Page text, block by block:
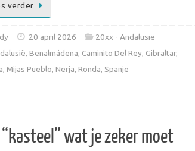
verder
20 april 2026
20xx - Andalusië
,Benalmádena,Caminito Del Rey,Gibraltar,
, Mijas Pueblo, Nerja, Ronda, Spanje
“kasteel” wat je zeker moet